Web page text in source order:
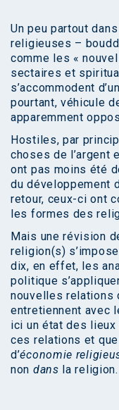
Un peu partout
religieuses –
comme les «
sectaires et
s’accommodent
pourtant, véhicule
apparemment
Hostiles, par
choses de l’argent
ont pas moins été
du développement
retour, ceux-ci ont
les formes des
Mais une révision
religion(s)
dix, en effet, les
politique
nouvelles relations
entretiennent avec
ici un état des
ces relations et
d’économie
non dans la religion.